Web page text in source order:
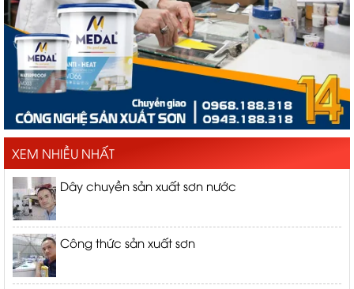
XEM NHIỀU NHẤT
Dây chuyền sản xuất sơn nước
Công thức sản xuất sơn